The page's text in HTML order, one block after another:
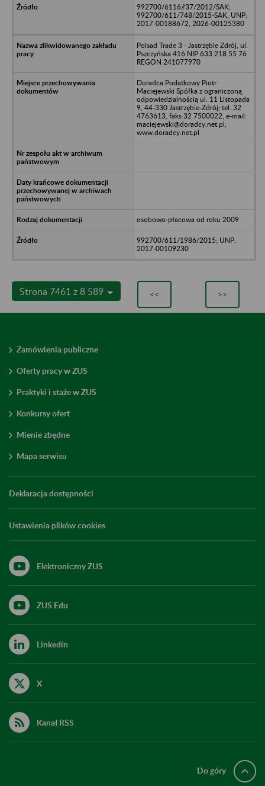
992700/6116//37/2012/SAK;
992700/611/748/2015-SAK, UNP:
2017-00188672, 2026-00125380
Polsad Trade 3 - Jastrzębie Zdrój, ul.
Pszczyńska 416 NIP 633 218 55 76
REGON 241077970
Doradca Podatkowy Piotr
Maciejewski Spółka z ograniczoną
odpowiedzialnością ul. 11 Listopada
9, 44-330 Jastrzębie-Zdrój; tel. 32
4763613, faks 32 7500022, e-mail:
maciejewski@doradcy.net.pl,
www.doradcy.net.pl
osobowo-płacowa od roku 2009
992700/611/1986/2015; UNP:
2017-00109230
Strona 7461 z 8 589 << >>
Zamówienia publiczne
Oferty pracy w ZUS
Praktyki i staże w ZUS
Konkursy ofert
Mienie zbędne
Mapa serwisu
Deklaracja dostępności
Ustawienia plików cookies
Elektroniczny ZUS
ZUS Edu
Linkedin
X
Kanał RSS
Do góry